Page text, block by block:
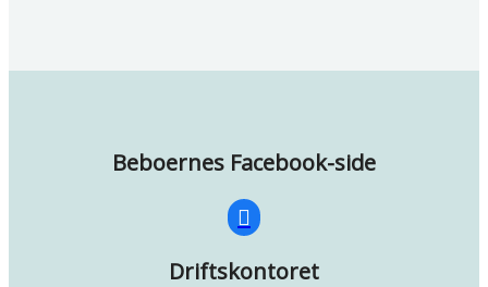
Beboernes Facebook-side
Driftskontoret